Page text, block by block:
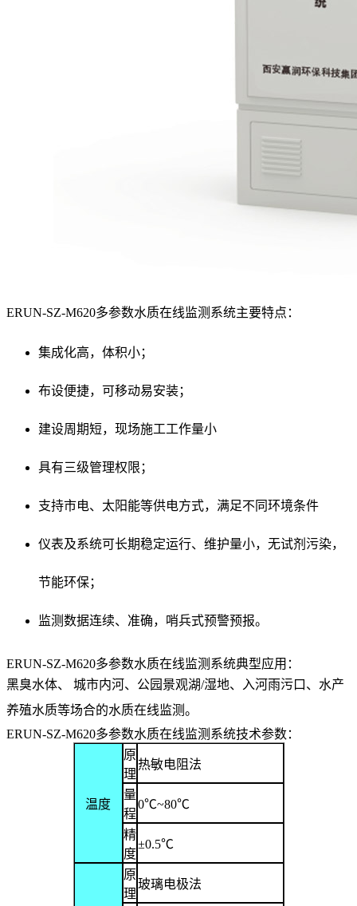
ERUN-SZ-M620多参数水质在线监测系统主要特点：
集成化高，体积小；
布设便捷，可移动易安装；
建设周期短，现场施工工作量小
具有三级管理权限；
支持市电、太阳能等供电方式，满足不同环境条件
仪表及系统可长期稳定运行、维护量小，无试剂污染，
节能环保；
监测数据连续、准确，哨兵式预警预报。
ERUN-SZ-M620多参数水质在线监测系统典型应用：
黑臭水体、 城市内河、公园景观湖/湿地、入河雨污口、水产
养殖水质等场合的水质在线监测。
ERUN-SZ-M620多参数水质在线监测系统技术参数：
温度
原
理
热敏电阻法
量
程
0℃~80℃
精
度
±0.5℃
原
理
玻璃电极法